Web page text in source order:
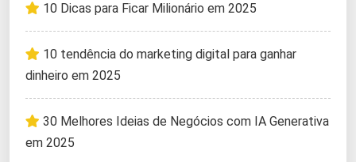
10 Dicas para Ficar Milionário em 2025
10 tendência do marketing digital para ganhar
dinheiro em 2025
30 Melhores Ideias de Negócios com IA Generativa
em 2025